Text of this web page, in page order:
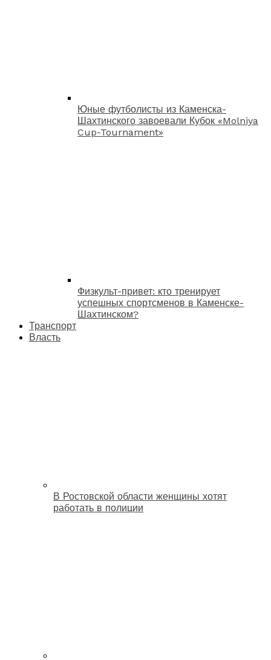
Юные футболисты из Каменска-
Шахтинского завоевали Кубок «Molniya
Cup-Tournament»
Физкульт-привет: кто тренирует
успешных спортсменов в Каменске-
Шахтинском?
Транспорт
Власть
В Ростовской области женщины хотят
работать в полиции